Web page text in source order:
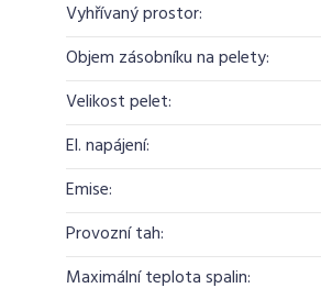
Vyhřívaný prostor:
Objem zásobníku na pelety:
Velikost pelet:
El. napájení:
Emise:
Provozní tah:
Maximální teplota spalin: